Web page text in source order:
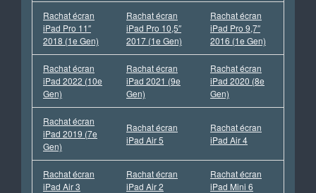
Rachat écran
iPad Pro 11″
2018 (1e Gen)
Rachat écran
iPad Pro 10,5″
2017 (1e Gen)
Rachat écran
iPad Pro 9,7″
2016 (1e Gen)
Rachat écran
iPad 2022 (10e
Gen)
Rachat écran
iPad 2021 (9e
Gen)
Rachat écran
iPad 2020 (8e
Gen)
Rachat écran
iPad 2019 (7e
Gen)
Rachat écran
iPad Air 5
Rachat écran
iPad Air 4
Rachat écran
iPad Air 3
Rachat écran
iPad Air 2
Rachat écran
iPad Mini 6